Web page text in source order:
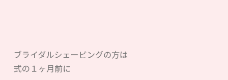
ブライダルシェービングの方は
式の１ヶ月前に